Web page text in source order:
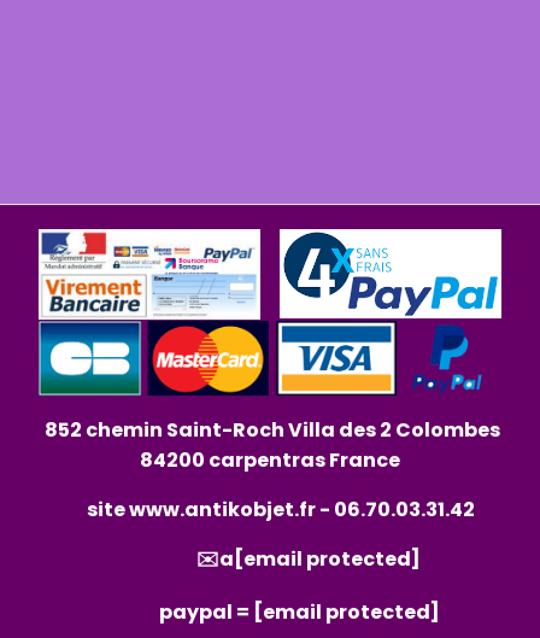
852 chemin Saint-Roch Villa des 2 Colombes
84200 carpentras France
sitewww.antikobjet.fr- 06.70.03.31.42
✉️a [email protected]
paypal = [email protected]